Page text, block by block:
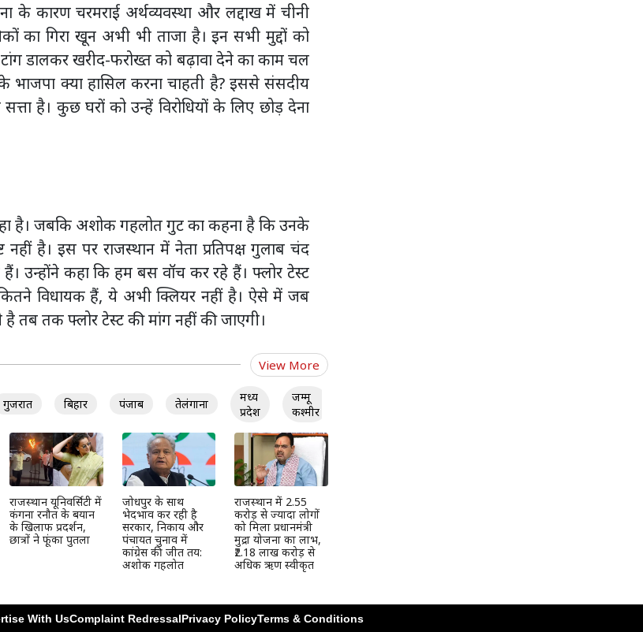
कारण चरमराई अर्थव्यवस्था और लद्दाख में चीनी
का गिरा खून अभी भी ताजा है। इन सभी मुद्दों को
डालकर खरीद-फरोख्त को बढ़ावा देने का काम चल
भाजपा क्या हासिल करना चाहती है? इससे संसदीय
है। कुछ घरों को उन्हें विरोधियों के लिए छोड़ देना
है। जबकि अशोक गहलोत गुट का कहना है कि उनके
है। इस पर राजस्थान में नेता प्रतिपक्ष गुलाब चंद
उन्होंने कहा कि हम बस वॉच कर रहे हैं। फ्लोर टेस्ट
विधायक हैं, ये अभी क्लियर नहीं है। ऐसे में जब
है तब तक फ्लोर टेस्ट की मांग नहीं की जाएगी।
View More
गुजरात बिहार पंजाब तेलंगाना
मध्य
प्रदेश
जम्मू
कश्मीर
राजस्थान यूनिवर्सिटी में
कंगना रनौत के बयान
के खिलाफ प्रदर्शन,
छात्रों ने फूंका पुतला
जोधपुर के साथ
भेदभाव कर रही है
सरकार, निकाय और
पंचायत चुनाव में
कांग्रेस की जीत तय:
अशोक गहलोत
राजस्थान में 2.55
करोड़ से ज्यादा लोगों
को मिला प्रधानमंत्री
मुद्रा योजना का लाभ,
₹2.18 लाख करोड़ से
अधिक ऋण स्वीकृत
With UsComplaint RedressalPrivacy PolicyTerms & Conditions